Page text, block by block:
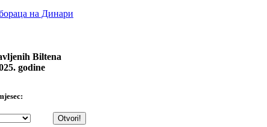
на Динари
Biltena
godine